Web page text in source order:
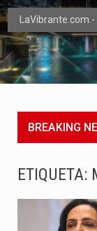
LaVibrante.com
BREAKING
ETIQUETA: